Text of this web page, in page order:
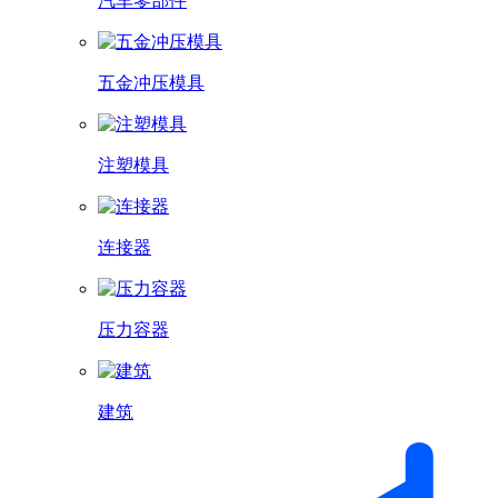
五金冲压模具
注塑模具
连接器
压力容器
建筑